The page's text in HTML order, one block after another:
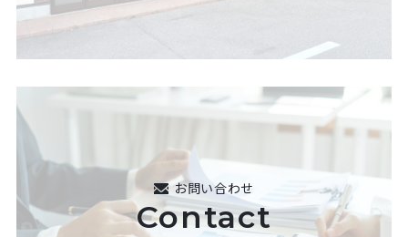
お問い合わせ
Contact